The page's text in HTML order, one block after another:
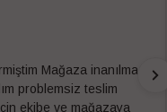
Mağaza inanılmaz
problemsiz teslim
ekibe ve mağazaya